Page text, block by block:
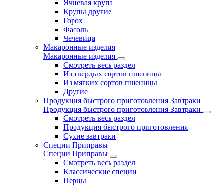
Ячневая крупа
Крупы другие
Горох
Фасоль
Чечевица
Макаронные изделия
Макаронные изделия
Смотреть весь раздел
Из твердых сортов пшеницы
Из мягких сортов пшеницы
Другие
Продукция быстрого приготовления Завтраки
Продукция быстрого приготовления Завтраки
Смотреть весь раздел
Продукция быстрого приготовления
Сухие завтраки
Специи Приправы
Специи Приправы
Смотреть весь раздел
Классические специи
Перцы